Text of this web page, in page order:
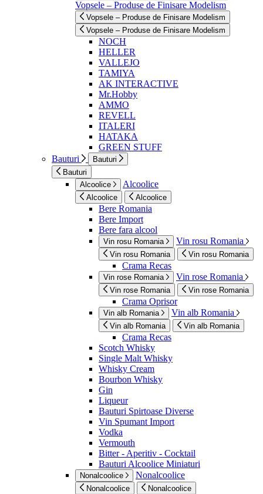
Vopsele – Produse de Finisare Modelism
Vopsele – Produse de Finisare Modelism
Vopsele – Produse de Finisare Modelism
NOCH
HELLER
VALLEJO
TAMIYA
AK INTERACTIVE
Mr.Hobby
AMMO
REVELL
ITALERI
HATAKA
GREEN STUFF
Bauturi
Bauturi
Bauturi
Alcoolice
Alcoolice
Alcoolice Alcoolice
Bere Romania
Bere Import
Bere fara alcool
Vin rosu Romania Vin rosu Romania
Vin rosu Romania Vin rosu Romania
Crama Recas
Vin rose Romania Vin rose Romania
Vin rose Romania Vin rose Romania
Crama Oprisor
Vin alb Romania Vin alb Romania
Vin alb Romania Vin alb Romania
Crama Recas
Scotch Whisky
Single Malt Whisky
Whisky Cream
Bourbon Whisky
Gin
Liqueur
Bauturi Spirtoase Diverse
Vin Spumant Import
Vodka
Vermouth
Bitter - Aperitiv - Cocktail
Bauturi Alcoolice Miniaturi
Nonalcoolice Nonalcoolice
Nonalcoolice Nonalcoolice